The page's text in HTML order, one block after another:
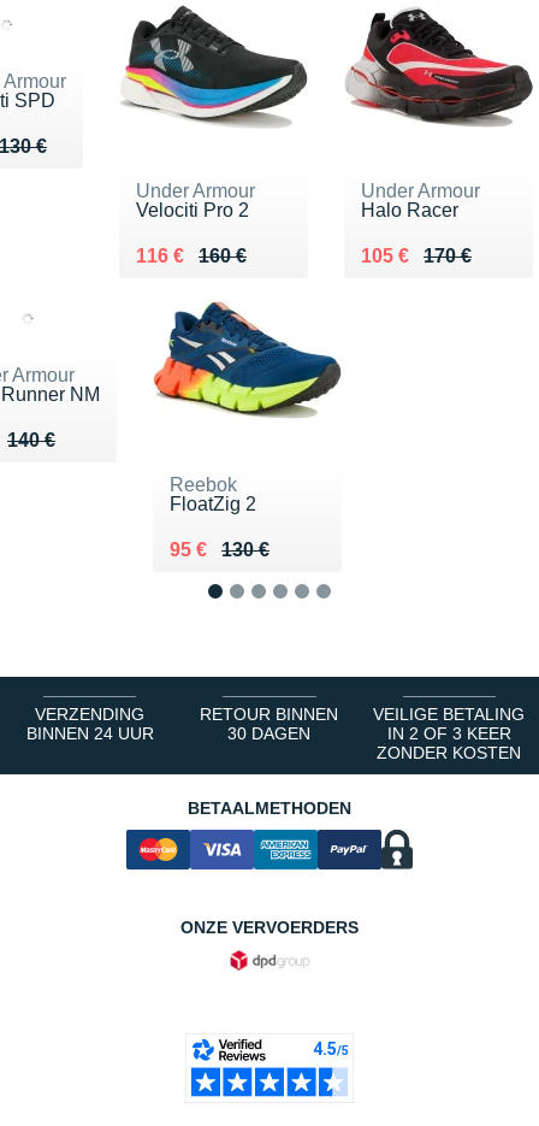
SPD
130 €
de 130 €
90 €
Under Armour
Velociti Pro 2
160 €
Au lieu de 160 €
116 €
Vendu 116 €
Under Armour
Halo Racer
170 €
Au lieu de 170 €
105 €
Vendu 105 €
Armour
NM
140 €
de 140 €
98 €
Reebok
FloatZig 2
130 €
Au lieu de 130 €
95 €
Vendu 95 €
VERZENDING
BINNEN 24 UUR
RETOUR BINNEN
30 DAGEN
VEILIGE BETALING
IN 2 OF 3 KEER
ZONDER KOSTEN
BETAALMETHODEN
ONZE VERVOERDERS